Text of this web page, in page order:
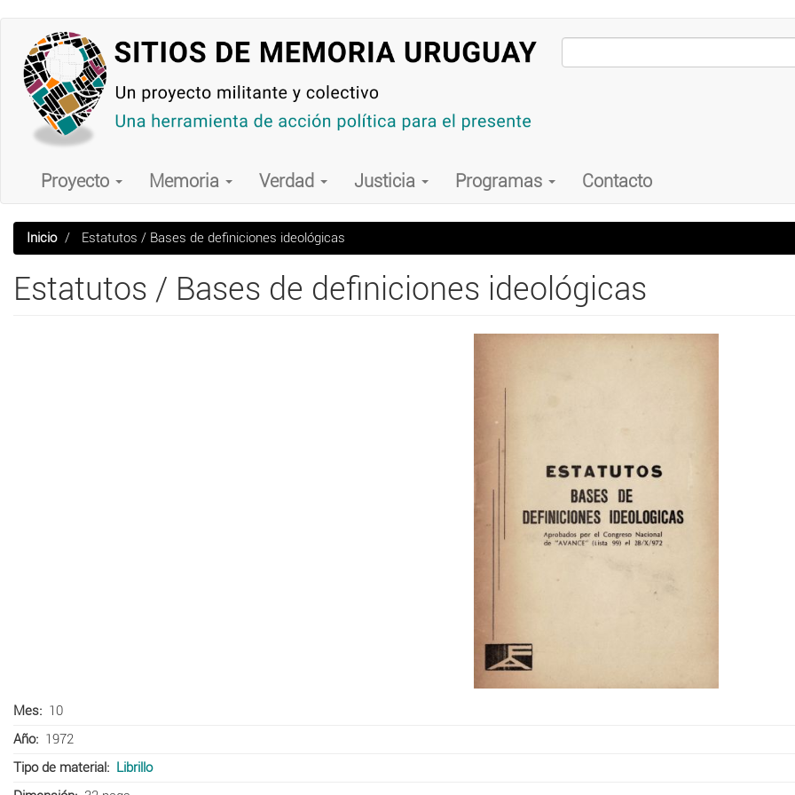
contenido
principal
Main
navigation
Proyecto Memoria Verdad Justicia Programas Contacto
Inicio Estatutos / Bases de definiciones ideológicas
Estatutos / Bases de definiciones ideológicas
Mes
10
Año
1972
Tipo de material
Librillo